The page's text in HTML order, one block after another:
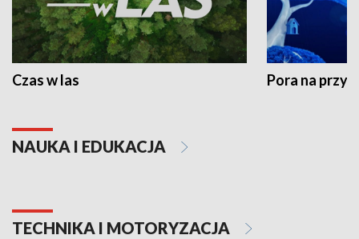
Czas w las Pora na
NAUKA I EDUKACJA
TECHNIKA I MOTORYZACJA